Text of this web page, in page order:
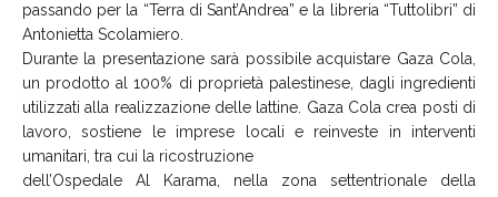
passando per la “Terra di Sant’Andrea” e la libreria “Tuttolibri” di
Antonietta Scolamiero.
Durante la presentazione sarà possibile acquistare Gaza Cola,
un prodotto al 100% di proprietà palestinese, dagli ingredienti
utilizzati alla realizzazione delle lattine. Gaza Cola crea posti di
lavoro, sostiene le imprese locali e reinveste in interventi
umanitari, tra cui la ricostruzione
dell’Ospedale Al Karama, nella zona settentrionale della